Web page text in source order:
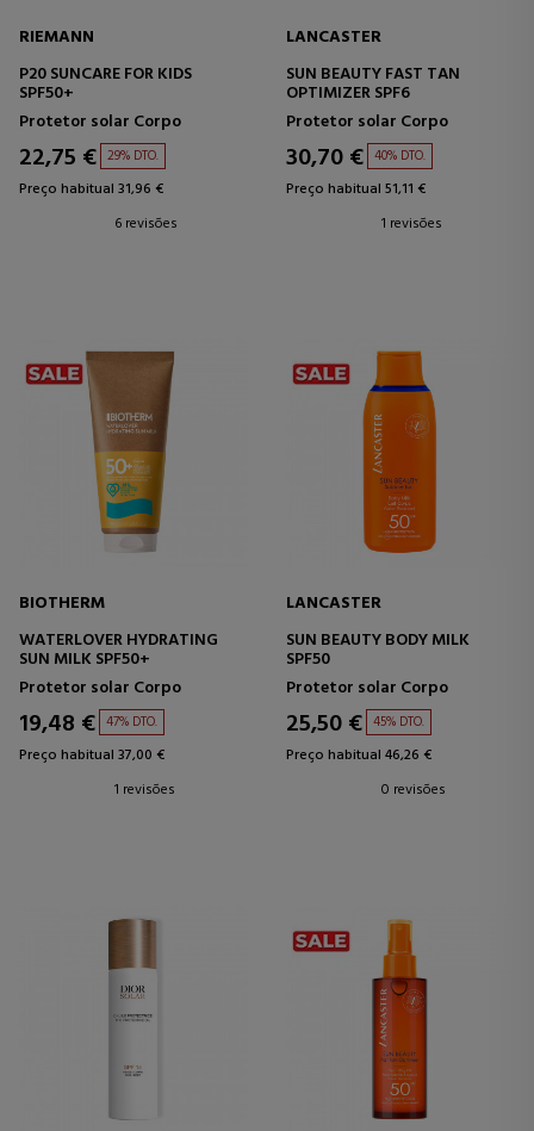
RIEMANN
P20 SUNCARE FOR KIDS
SPF50+
Protetor solar Corpo
22,75 € 29% DTO.
Preço habitual 31,96 €
6 revisões
LANCASTER
SUN BEAUTY FAST TAN
OPTIMIZER SPF6
Protetor solar Corpo
30,70 € 40% DTO.
Preço habitual 51,11 €
1 revisões
BIOTHERM
WATERLOVER HYDRATING
SUN MILK SPF50+
Protetor solar Corpo
19,48 € 47% DTO.
Preço habitual 37,00 €
1 revisões
LANCASTER
SUN BEAUTY BODY MILK
SPF50
Protetor solar Corpo
25,50 € 45% DTO.
Preço habitual 46,26 €
0 revisões